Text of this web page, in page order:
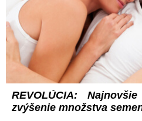
REVOLÚCIA:
zvýšenie množstva